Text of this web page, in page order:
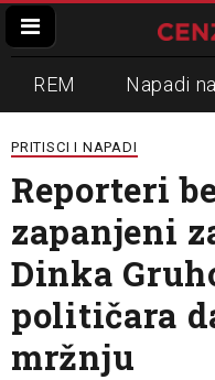
REM Napadi
Zvučni top
Propaganda
Informer
PRITISCI I NAPADI
Reporteri
zapanjeni
Dinka
političara
mržnju